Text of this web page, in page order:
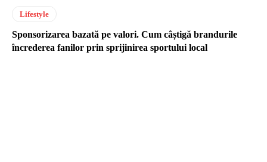
Lifestyle
Sponsorizarea bazată pe valori. Cum câștigă brandurile
încrederea fanilor prin sprijinirea sportului local